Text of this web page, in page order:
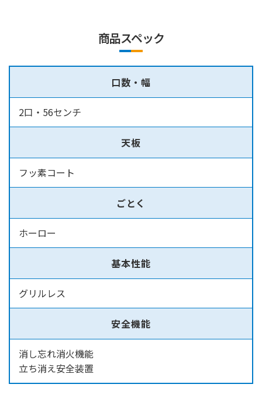
商品スペック
口数・幅
2口・56センチ
天板
フッ素コート
ごとく
ホーロー
基本性能
グリルレス
安全機能
消し忘れ消火機能
立ち消え安全装置